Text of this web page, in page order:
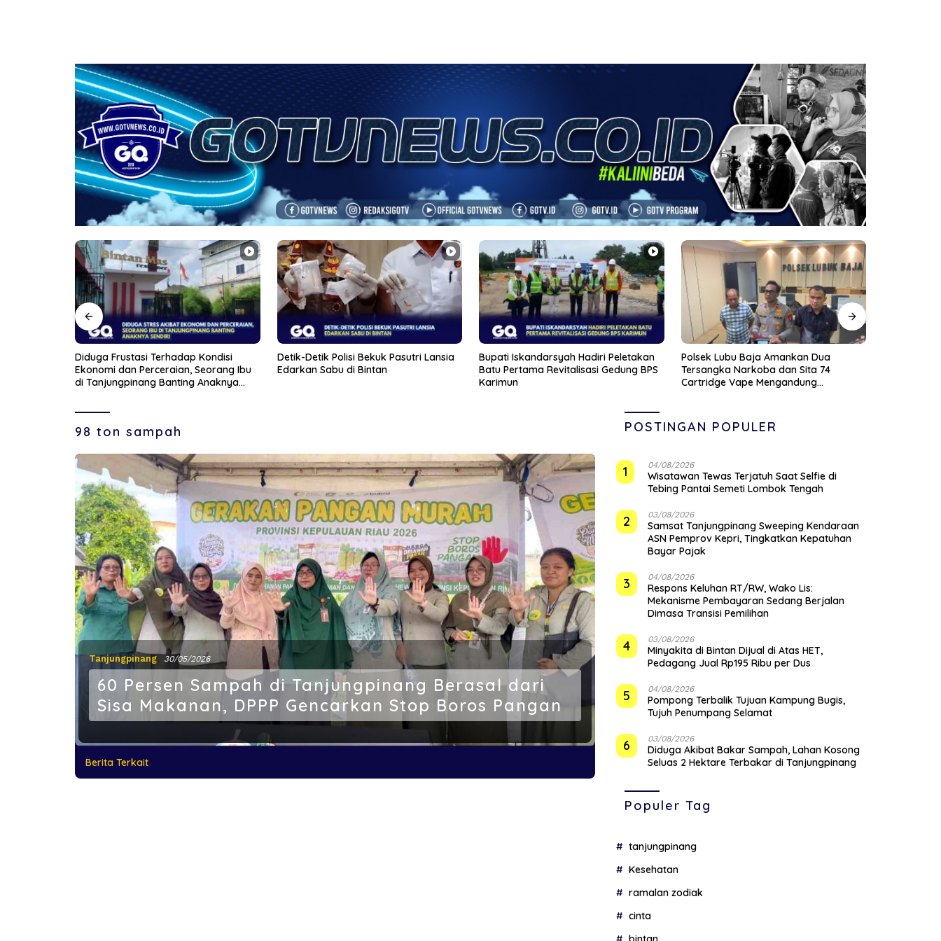
Detik-Detik Polisi Bekuk Pasutri Lansia
Edarkan Sabu di Bintan
Bupati Iskandarsyah Hadiri Peletakan
Batu Pertama Revitalisasi Gedung BPS
Polsek Lubu Baja Amankan Dua
Tersangka Narkoba dan Sita 74
Cartridge Vape Mengandung
Sambut HUT ke-81 RI, BPJN Kepri
Bersih-Bersih dan Cat Pembatas Jalan
di Jalan Jalan Aisyah Sulaiman
98 ton sampah
Tanjungpinang 30/05/2026
60 Persen Sampah di Tanjungpinang Berasal dari
Sisa Makanan, DPPP Gencarkan Stop Boros Pangan
Berita Terkait
POSTINGAN POPULER
1 04/08/2026
Wisatawan Tewas Terjatuh Saat Selfie di
Tebing Pantai Semeti Lombok Tengah
2 03/08/2026
Samsat Tanjungpinang Sweeping Kendaraan
ASN Pemprov Kepri, Tingkatkan Kepatuhan
Bayar Pajak
3 04/08/2026
‎Respons Keluhan RT/RW, Wako Lis:
Mekanisme Pembayaran Sedang Berjalan
Dimasa Transisi Pemilihan
4 03/08/2026
Minyakita di Bintan Dijual di Atas HET,
Pedagang Jual Rp195 Ribu per Dus
5 04/08/2026
Pompong Terbalik Tujuan Kampung Bugis,
Tujuh Penumpang Selamat
6 03/08/2026
Diduga Akibat Bakar Sampah, Lahan Kosong
Seluas 2 Hektare Terbakar di Tanjungpinang
Populer Tag
tanjungpinang
Kesehatan
ramalan zodiak
cinta